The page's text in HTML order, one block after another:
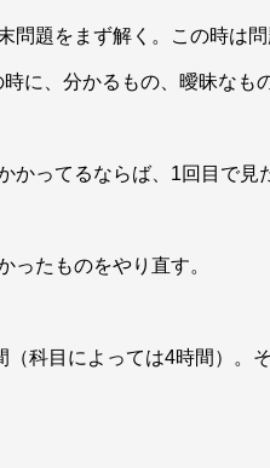
問題をまず解く。この時は
に、分かるもの、曖昧なも
かってるならば、1回目で見
ったものをやり直す。
科目によっては4時間）。